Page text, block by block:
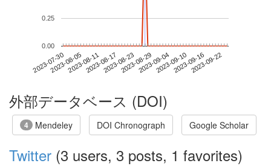
2023-07-302023-08-052023-08-112023-08-172023-08-232023-08-292023-09-042023-09-102023-09-162023-09-22
0.00
0.25
外部データベース (DOI)
4 Mendeley DOI Chronograph Google Scholar
Twitter (3 users, 3 posts, 1 favorites)